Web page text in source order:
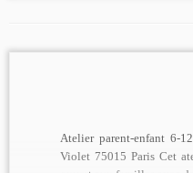
Atelier parent-enfant 6-
Violet 75015 Paris Cet